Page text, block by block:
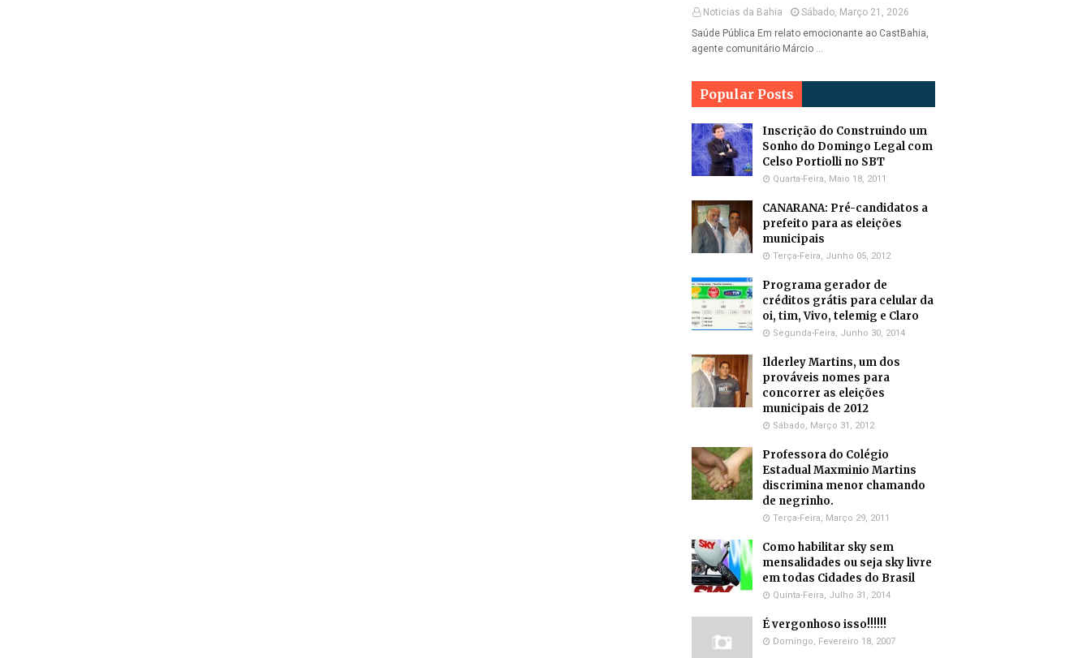
Noticias da Bahia
Sábado, Março 21, 2026
Saúde Pública Em relato emocionante ao CastBahia,
agente comunitário Márcio …
Popular Posts
Inscrição do Construindo um
Sonho do Domingo Legal com
Celso Portiolli no SBT
Quarta-Feira, Maio 18, 2011
CANARANA: Pré-candidatos a
prefeito para as eleições
municipais
Terça-Feira, Junho 05, 2012
Programa gerador de
créditos grátis para celular da
oi, tim, Vivo, telemig e Claro
Segunda-Feira, Junho 30, 2014
Ilderley Martins, um dos
prováveis nomes para
concorrer as eleições
municipais de 2012
Sábado, Março 31, 2012
Professora do Colégio
Estadual Maxminio Martins
discrimina menor chamando
de negrinho.
Terça-Feira, Março 29, 2011
Como habilitar sky sem
mensalidades ou seja sky livre
em todas Cidades do Brasil
Quinta-Feira, Julho 31, 2014
É vergonhoso isso!!!!!!
Domingo, Fevereiro 18, 2007